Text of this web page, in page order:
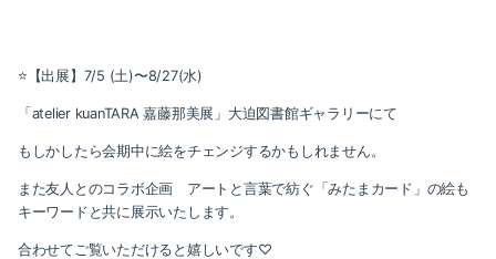
⭐️【出展】7/5 (土)〜8/27(水)
「atelier kuanTARA 嘉藤那美展」大迫図書館ギャラリーにて
もしかしたら会期中に絵をチェンジするかもしれません。
また友人とのコラボ企画 アートと言葉で紡ぐ「みたまカード」の絵も
キーワードと共に展示いたします。
合わせてご覧いただけると嬉しいです♡